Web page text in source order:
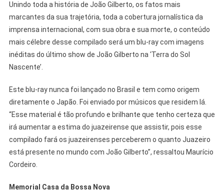
Unindo toda a história de João Gilberto, os fatos mais
marcantes da sua trajetória, toda a cobertura jornalística da
imprensa internacional, com sua obra e sua morte, o conteúdo
mais célebre desse compilado será um blu-ray com imagens
inéditas do último show de João Gilberto na ‘Terra do Sol
Nascente’.
Este blu-ray nunca foi lançado no Brasil e tem como origem
diretamente o Japão. Foi enviado por músicos que residem lá.
“Esse material é tão profundo e brilhante que tenho certeza que
irá aumentar a estima do juazeirense que assistir, pois esse
compilado fará os juazeirenses perceberem o quanto Juazeiro
está presente no mundo com João Gilberto”, ressaltou Maurício
Cordeiro.
Memorial Casa da Bossa Nova